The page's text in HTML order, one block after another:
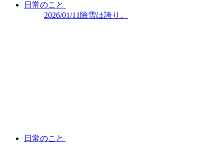
日常のこと
2026/01/11 除雪は誇り。
日常のこと